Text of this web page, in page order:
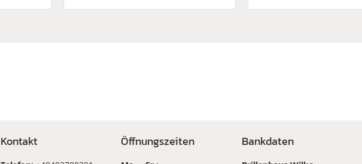
Kontakt Öffnungszeiten Bankdaten